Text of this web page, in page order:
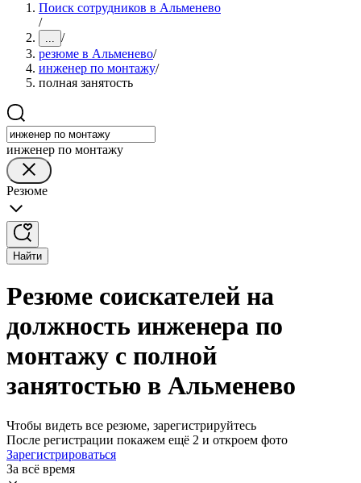
Поиск сотрудников в Альменево
/
... /
резюме в Альменево/
инженер по монтажу/
полная занятость
инженер по монтажу
Резюме
Найти
Резюме соискателей на
должность инженера по
монтажу с полной
занятостью в Альменево
Чтобы видеть все резюме, зарегистрируйтесь
После регистрации покажем ещё 2 и откроем фото
Зарегистрироваться
За всё время